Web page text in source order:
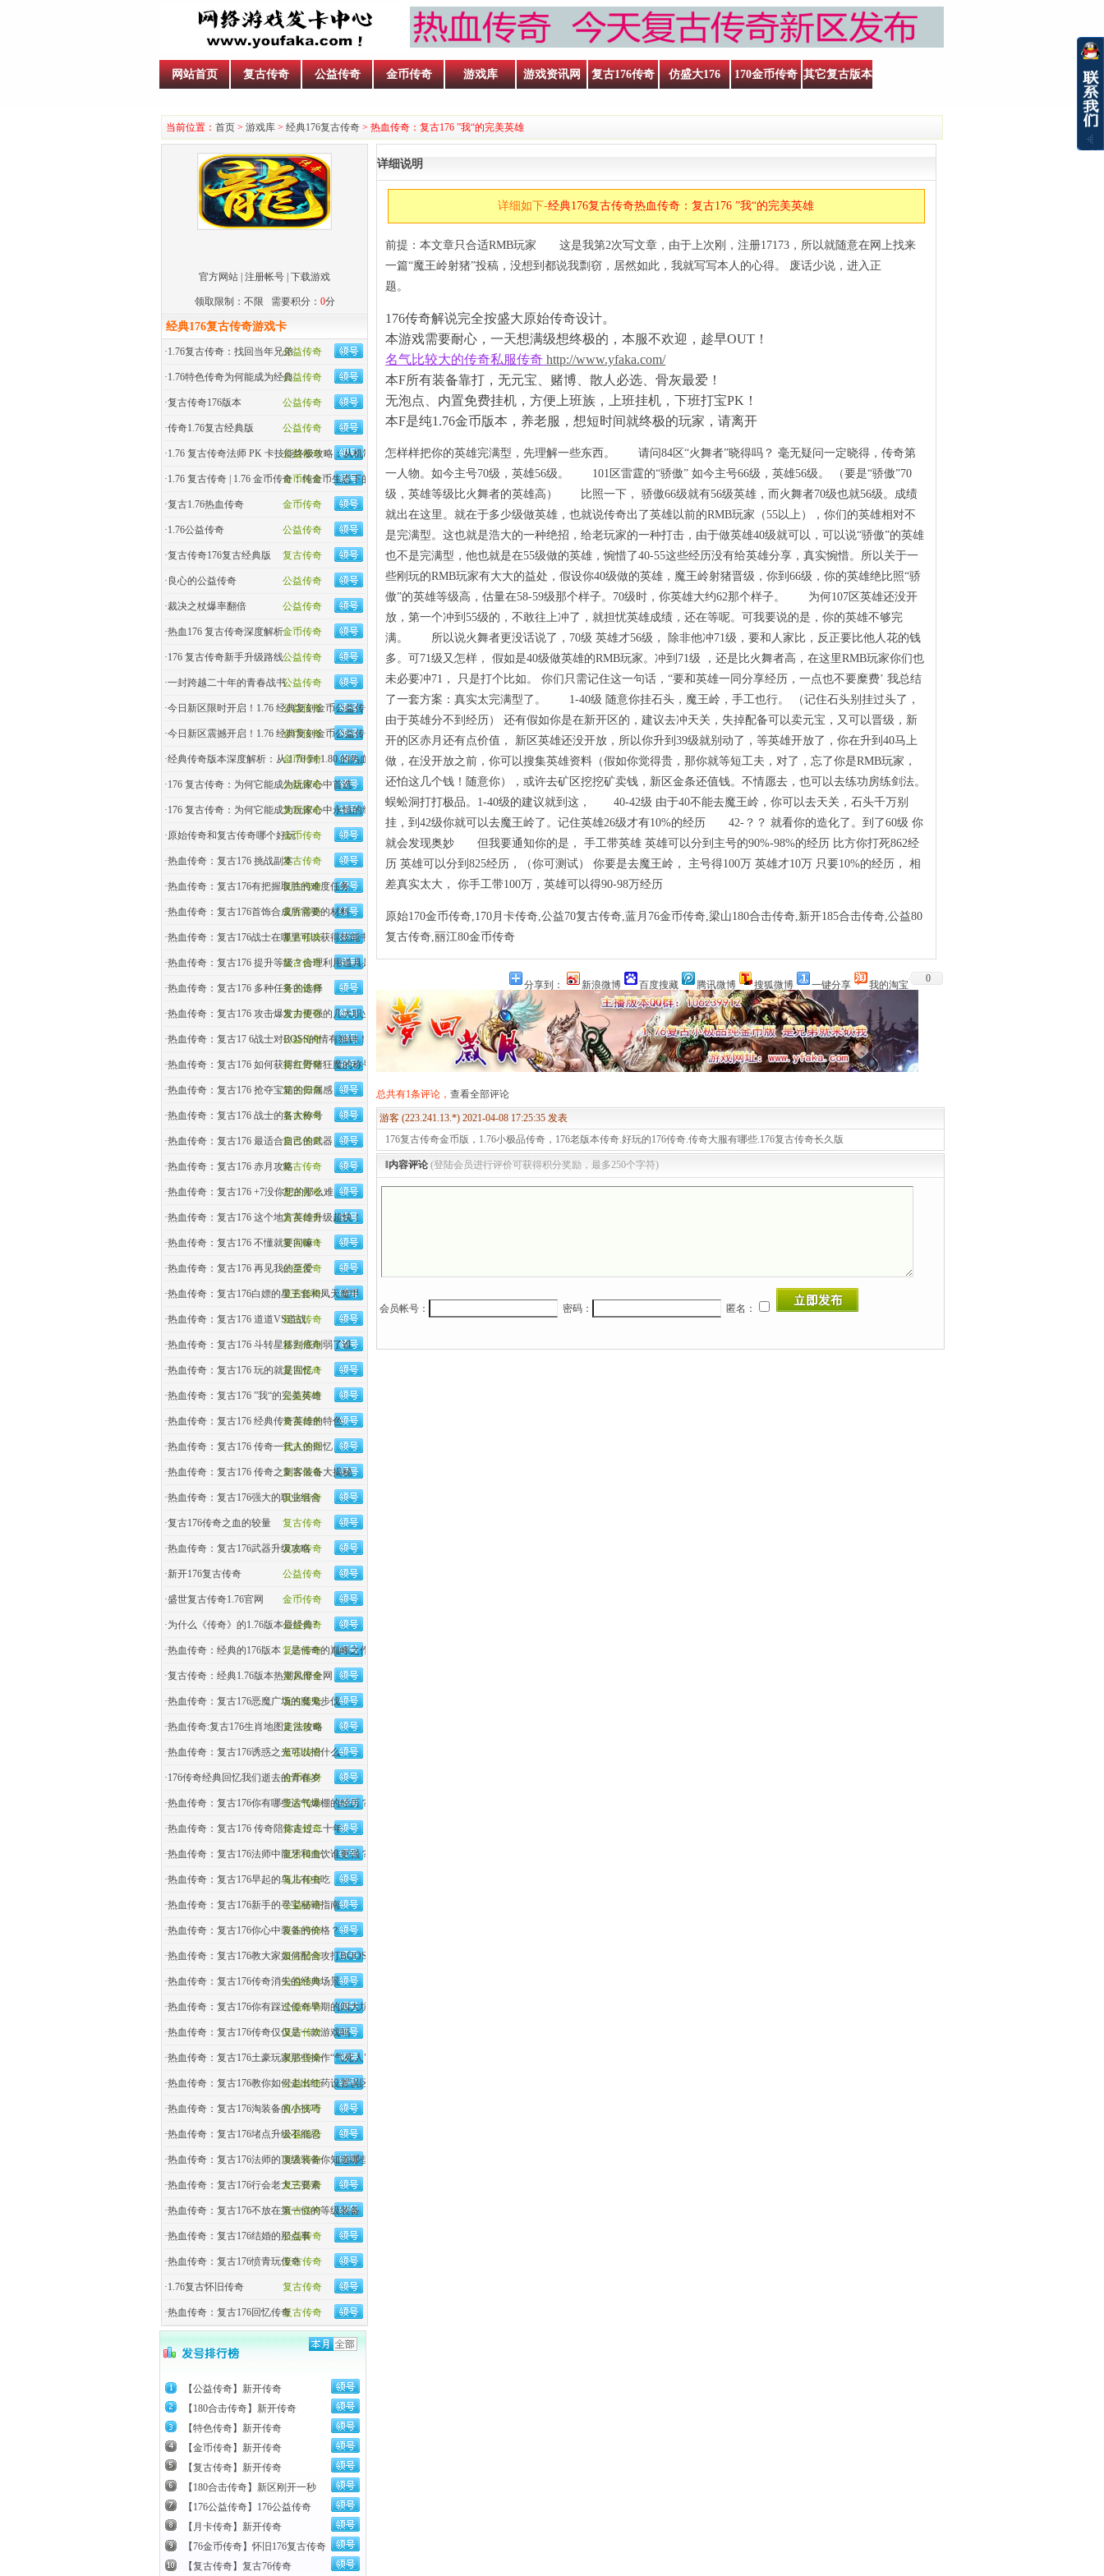
网站首页 复古传奇 公益传奇 金币传奇 游戏库 游戏资讯网 复古176传奇 仿盛大176 170金币传奇 其它复古版本
当前位置： 首页 > 游戏库 > 经典176复古传奇 > 热血传奇：复古176 ”我“的完美英雄
官方网站 注册帐号 下载游戏
领取限制：不限 需要积分： 0分
经典176复古传奇游戏卡
公益传奇
·1.76复古传奇：找回当年兄弟
公益传奇
·1.76特色传奇为何能成为经典
公益传奇
·复古传奇176版本
公益传奇
·传奇1.76复古经典版
公益传奇
·1.76 复古传奇法师 PK 卡技能终极攻略：从机制到实战
金币传奇
·1.76 复古传奇 | 1.76 金币传奇：纯金币生态下的玛法�
金币传奇
·复古1.76热血传奇
公益传奇
·1.76公益传奇
复古传奇
·复古传奇176复古经典版
公益传奇
· 良心的公益传奇
公益传奇
·裁决之杖爆率翻倍
金币传奇
·热血176 复古传奇深度解析
公益传奇
·176 复古传奇新手升级路线
公益传奇
·一封跨越二十年的青春战书
公益传奇
·今日新区限时开启！1.76 经典复刻金币公益传奇
金币传奇
·今日新区震撼开启！1.76 经典复刻金币公益传奇，零氪�
金币传奇
·经典传奇版本深度解析：从 1.70 到 1.80 的热血变迁
公益传奇
·176 复古传奇：为何它能成为玩家心中首选
复古传奇
·176 复古传奇：为何它能成为玩家心中永恒的经典？
金币传奇
·原始传奇和复古传奇哪个好玩
复古传奇
·热血传奇：复古176 挑战副本
复古传奇
·热血传奇：复古176有把握取胜的难度任务
复古传奇
·热血传奇：复古176首饰合成所需要的材料
复古传奇
·热血传奇：复古176战士在哪里可以获得技能书
复古传奇
·热血传奇：复古176 提升等级？合理利用道具是关键
复古传奇
·热血传奇：复古176 多种任务的选择
复古传奇
·热血传奇：复古176 攻击爆发力更强的几大职业
公益传奇
·热血传奇：复古17 6战士对BOSS的情有独钟！
复古传奇
·热血传奇：复古176 如何获得红野猪狂魔的称号？
复古传奇
·热血传奇：复古176 抢夺宝箱的归属感
复古传奇
·热血传奇：复古176 战士的各大称号
复古传奇
·热血传奇：复古176 最适合自己的武器
复古传奇
·热血传奇：复古176 赤月攻略
复古传奇
·热血传奇：复古176 +7没你想的那么难
复古传奇
·热血传奇：复古176 这个地方英雄升级超快！
复古传奇
·热血传奇：复古176 不懂就要问嘛！
公益传奇
·热血传奇：复古176 再见我的至爱
复古传奇
·热血传奇：复古176白嫖的星王套和凤天魔甲
复古传奇
·热血传奇：复古176 道道VS道战
复古传奇
·热血传奇：复古176 斗转星移到底削弱了谁
复古传奇
·热血传奇：复古176 玩的就是回忆！
公益传奇
·热血传奇：复古176 ”我“的完美英雄
复古传奇
·热血传奇：复古176 经典传奇英雄的特色
复古传奇
·热血传奇：复古176 传奇一代人的回忆
复古传奇
·热血传奇：复古176 传奇之刺客装备大揭秘
复古传奇
·热血传奇：复古176强大的职业组合
复古传奇
·复古176传奇之血的较量
复古传奇
·热血传奇：复古176武器升级攻略
公益传奇
·新开176复古传奇
金币传奇
·盛世复古传奇1.76官网
公益传奇
·为什么《传奇》的1.76版本最经典?
复古传奇
·热血传奇：经典的176版本，是传奇的巅峰之作吗？
复古传奇
·复古传奇：经典1.76版本热潮风靡全网
复古传奇
·热血传奇：复古176恶魔广场的魔鬼步伐
复古传奇
·热血传奇:复古176生肖地图走法攻略
复古传奇
·热血传奇：复古176诱惑之光可以招什么
金币传奇
·176传奇经典回忆我们逝去的青春岁
复古传奇
·热血传奇：复古176你有哪些运气爆棚的经历？
复古传奇
·热血传奇：复古176 传奇陪你走过二十年
复古传奇
·热血传奇：复古176法师中龍牙和血饮谁更强？
复古传奇
·热血传奇：复古176早起的鸟儿有虫吃
公益传奇
·热血传奇：复古176新手的寻宝秘籍指南
复古传奇
·热血传奇：复古176你心中装备的价格？
复古传奇
·热血传奇：复古176教大家如何配合攻打BOOS
公益传奇
·热血传奇：复古176传奇消失的经典场景
公益传奇
·热血传奇：复古176你有踩过传奇早期的四大坑吗？
复古传奇
·热血传奇：复古176传奇仅仅是一款游戏吗
复古传奇
·热血传奇：复古176土豪玩家那些操作“气死人"
公益传奇
·热血传奇：复古176教你如何走出红药设置误区
复古传奇
·热血传奇：复古176淘装备的小技巧
公益传奇
·热血传奇：复古176堵点升级不能忍
复古传奇
·热血传奇：复古176法师的顶级装备你知道哪些
复古传奇
·热血传奇：复古176行会老大三要素
复古传奇
·热血传奇：复古176不放在第一位的等级装备
公益传奇
·热血传奇：复古176结婚的那点事
复古传奇
·热血传奇：复古176愤青玩传奇
复古传奇
·1.76复古怀旧传奇
复古传奇
·热血传奇：复古176回忆传奇
【公益传奇】新开传奇
【180合击传奇】新开传奇
【特色传奇】新开传奇
【金币传奇】新开传奇
【复古传奇】新开传奇
【180合击传奇】新区刚开一秒
【176公益传奇】176公益传奇
【月卡传奇】新开传奇
【76金币传奇】怀旧176复古传奇
【复古传奇】复古76传奇
详细说明
详细如下-经典176复古传奇热血传奇：复古176 ”我“的完美英雄
前提：本文章只合适RMB玩家 这是我第2次写文章，由于上次刚，注册17173，所以就随意在网上找来
一篇“魔王岭射猪”投稿，没想到都说我剽窃，居然如此，我就写写本人的心得。 废话少说，进入正
题。
176传奇解说完全按盛大原始传奇设计。
本游戏需要耐心，一天想满级想终极的，本服不欢迎，趁早OUT！
名气比较大的传奇私服传奇 http://www.yfaka.com/
本F所有装备靠打，无元宝、赌博、散人必选、骨灰最爱！
无泡点、内置免费挂机，方便上班族，上班挂机，下班打宝PK！
本F是纯1.76金币版本，养老服，想短时间就终极的玩家，请离开
怎样样把你的英雄完满型，先理解一些东西。 请问84区“火舞者”晓得吗？ 毫无疑问一定晓得，传奇第
一人物。如今主号70级，英雄56级。 101区雷霆的“骄傲” 如今主号66级，英雄56级。 （要是“骄傲”70
级，英雄等级比火舞者的英雄高） 比照一下， 骄傲66级就有56级英雄，而火舞者70级也就56级。成绩
就出在这里。就在于多少级做英雄，也就说传奇出了英雄以前的RMB玩家（55以上），你们的英雄相对不
是完满型。这也就是浩大的一种绝招，给老玩家的一种打击，由于做英雄40级就可以，可以说“骄傲”的英雄
也不是完满型，他也就是在55级做的英雄，惋惜了40-55这些经历没有给英雄分享，真实惋惜。所以关于一
些刚玩的RMB玩家有大大的益处，假设你40级做的英雄，魔王岭射猪晋级，你到66级，你的英雄绝比照“骄
傲”的英雄等级高，估量在58-59级那个样子。70级时，你英雄大约62那个样子。 为何107区英雄还没开
放，第一个冲到55级的，不敢往上冲了，就担忧英雄成绩，还在等呢。可我要说的是，你的英雄不够完
满。 所以说火舞者更没话说了，70级 英雄才56级， 除非他冲71级，要和人家比，反正要比他人花的钱
多。可71级又怎样， 假如是40级做英雄的RMB玩家。冲到71级 ，还是比火舞者高，在这里RMB玩家你们也
未必要冲71， 只是打个比如。 你们只需记住这一句话，“要和英雄一同分享经历，一点也不要糜费’ 我总结
了一套方案：真实太完满型了。 1-40级 随意你挂石头，魔王岭，手工也行。 （记住石头别挂过头了，
由于英雄分不到经历） 还有假如你是在新开区的，建议去冲天关，失掉配备可以卖元宝，又可以晋级，新
开的区赤月还有点价值， 新区英雄还没开放，所以你升到39级就别动了，等英雄开放了，你在升到40马上
做，在没开放之前，你可以搜集英雄资料（假如你觉得贵，那你就等短工夫，对了，忘了你是RMB玩家，
还怕这几个钱！随意你），或许去矿区挖挖矿卖钱，新区金条还值钱。不情愿去，也可以去练功房练剑法。
蜈蚣洞打打极品。1-40级的建议就到这， 40-42级 由于40不能去魔王岭，你可以去天关，石头千万别
挂，到42级你就可以去魔王岭了。记住英雄26级才有10%的经历 42-？？ 就看你的造化了。到了60级 你
就会发现奥妙 但我要通知你的是， 手工带英雄 英雄可以分到主号的90%-98%的经历 比方你打死862经
历 英雄可以分到825经历，（你可测试） 你要是去魔王岭， 主号得100万 英雄才10万 只要10%的经历， 相
差真实太大， 你手工带100万，英雄可以得90-98万经历
原始170金币传奇,170月卡传奇,公益70复古传奇,蓝月76金币传奇,梁山180合击传奇,新开185合击传奇,公益80
复古传奇,丽江80金币传奇
分享到： 新浪微博 百度搜藏 腾讯微博 搜狐微博 一键分享 我的淘宝
0
总共有1条评论， 查看全部评论
游客 (223.241.13.*) 2021-04-08 17:25:35 发表
176复古传奇金币版，1.76小极品传奇，176老版本传奇.好玩的176传奇.传奇大服有哪些.176复古传奇长久版
‖内容评论 (登陆会员进行评价可获得积分奖励，最多250个字符)
会员帐号： 密码： 匿名：